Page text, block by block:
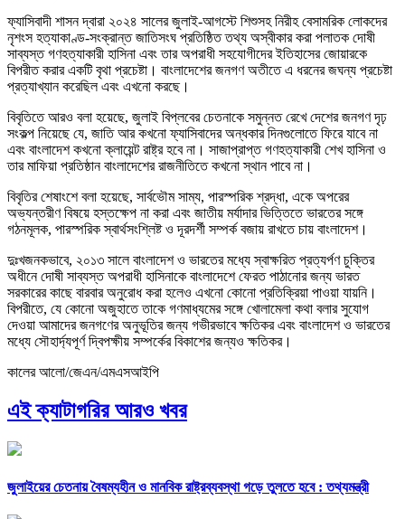
ফ্যাসিবাদী শাসন দ্বারা ২০২৪ সালের জুলাই-আগস্টে শিশুসহ নিরীহ বেসামরিক লোকদের
নৃশংস হত্যাকাণ্ড-সংক্রান্ত জাতিসংঘ প্রতিষ্ঠিত তথ্য অস্বীকার করা পলাতক দোষী
সাব্যস্ত গণহত্যাকারী হাসিনা এবং তার অপরাধী সহযোগীদের ইতিহাসের জোয়ারকে
বিপরীত করার একটি বৃথা প্রচেষ্টা। বাংলাদেশের জনগণ অতীতে এ ধরনের জঘন্য প্রচেষ্টা
প্রত্যাখ্যান করেছিল এবং এখনো করছে।
বিবৃতিতে আরও বলা হয়েছে, জুলাই বিপ্লবের চেতনাকে সমুন্নত রেখে দেশের জনগণ দৃঢ়
সংকল্প নিয়েছে যে, জাতি আর কখনো ফ্যাসিবাদের অন্ধকার দিনগুলোতে ফিরে যাবে না
এবং বাংলাদেশ কখনো ক্লায়েন্ট রাষ্ট্র হবে না। সাজাপ্রাপ্ত গণহত্যাকারী শেখ হাসিনা ও
তার মাফিয়া প্রতিষ্ঠান বাংলাদেশের রাজনীতিতে কখনো স্থান পাবে না।
বিবৃতির শেষাংশে বলা হয়েছে, সার্বভৌম সাম্য, পারস্পরিক শ্রদ্ধা, একে অপরের
অভ্যন্তরীণ বিষয়ে হস্তক্ষেপ না করা এবং জাতীয় মর্যাদার ভিত্তিতে ভারতের সঙ্গে
গঠনমূলক, পারস্পরিক স্বার্থসংশ্লিষ্ট ও দূরদর্শী সম্পর্ক বজায় রাখতে চায় বাংলাদেশ।
দুঃখজনকভাবে, ২০১৩ সালে বাংলাদেশ ও ভারতের মধ্যে স্বাক্ষরিত প্রত্যর্পণ চুক্তির
অধীনে দোষী সাব্যস্ত অপরাধী হাসিনাকে বাংলাদেশে ফেরত পাঠানোর জন্য ভারত
সরকারের কাছে বারবার অনুরোধ করা হলেও এখনো কোনো প্রতিক্রিয়া পাওয়া যায়নি।
বিপরীতে, যে কোনো অজুহাতে তাকে গণমাধ্যমের সঙ্গে খোলামেলা কথা বলার সুযোগ
দেওয়া আমাদের জনগণের অনুভূতির জন্য গভীরভাবে ক্ষতিকর এবং বাংলাদেশ ও ভারতের
মধ্যে সৌহার্দ্যপূর্ণ দ্বিপক্ষীয় সম্পর্কের বিকাশের জন্যও ক্ষতিকর।
কালের আলো/জেএন/এমএসআইপি
এই ক্যাটাগরির আরও খবর
জুলাইয়ের চেতনায় বৈষম্যহীন ও মানবিক রাষ্ট্রব্যবস্থা গড়ে তুলতে হবে : তথ্যমন্ত্রী